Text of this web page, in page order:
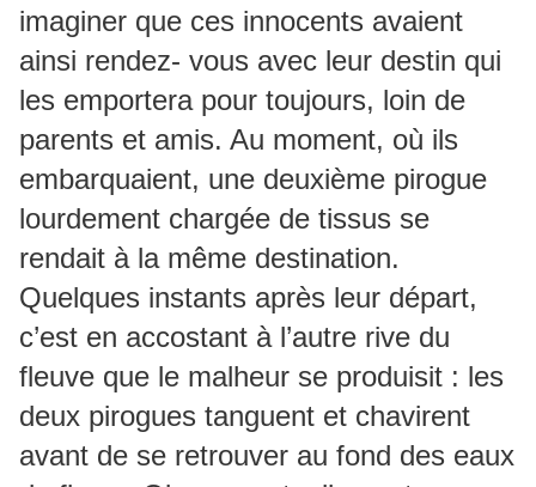
imaginer que ces innocents avaient
ainsi rendez- vous avec leur destin qui
les emportera pour toujours, loin de
parents et amis. Au moment, où ils
embarquaient, une deuxième pirogue
lourdement chargée de tissus se
rendait à la même destination.
Quelques instants après leur départ,
c’est en accostant à l’autre rive du
fleuve que le malheur se produisit : les
deux pirogues tanguent et chavirent
avant de se retrouver au fond des eaux